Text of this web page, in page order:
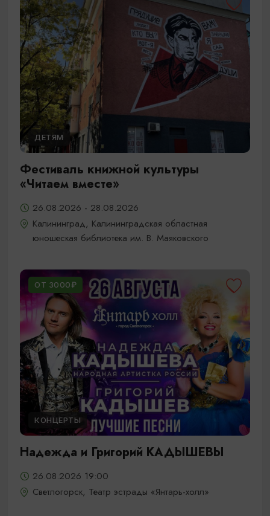
ДЕТЯМ
Фестиваль книжной культуры
«Читаем вместе»
26.08.2026 - 28.08.2026
Калининград, Калининградская областная
юношеская библиотека им. В. Маяковского
ОТ 3000₽
КОНЦЕРТЫ
Надежда и Григорий КАДЫШЕВЫ
26.08.2026 19:00
Светлогорск, Театр эстрады «Янтарь-холл»